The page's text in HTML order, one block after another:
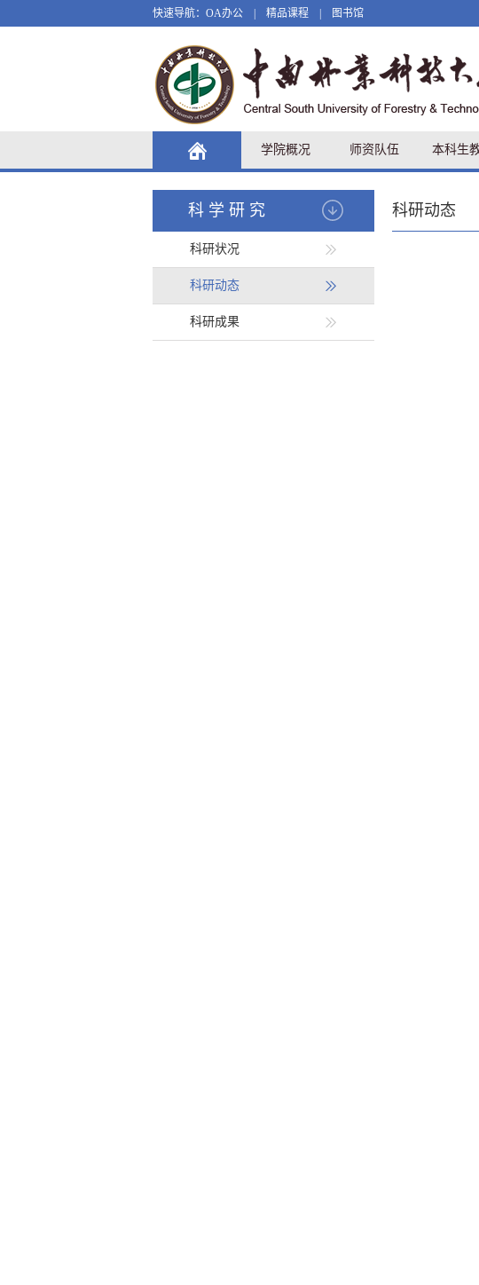
快速导航： OA办公 精品课程 图书馆
学院概况 师资队伍 本科生
科学研究
科研状况
科研动态
科研成果
科研动态